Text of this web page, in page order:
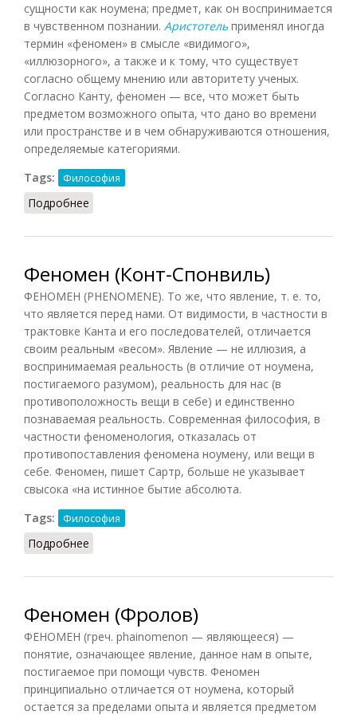
сущности как ноумена; предмет, как он воспринимается
в чувственном познании. Аристотельприменял иногда
термин «феномен» в смысле «видимого»,
«иллюзорного», а также и к тому, что существует
согласно общему мнению или авторитету ученых.
Согласно Канту, феномен — все, что может быть
предметом возможного опыта, что дано во времени
или пространстве и в чем обнаруживаются отношения,
определяемые категориями.
Tags:
Философия
Подробнее
Феномен (Конт-Спонвиль)
ФЕНОМЕН (PHENOMENE). То же, что явление, т. е. то,
что является перед нами. От видимости, в частности в
трактовке Канта и его последователей, отличается
своим реальным «весом». Явление — не иллюзия, а
воспринимаемая реальность (в отличие от ноумена,
постигаемого разумом), реальность для нас (в
противоположность вещи в себе) и единственно
познаваемая реальность. Современная философия, в
частности феноменология, отказалась от
противопоставления феномена ноумену, или вещи в
себе. Феномен, пишет Сартр, больше не указывает
свысока «на истинное бытие абсолюта.
Tags:
Философия
Подробнее
Феномен (Фролов)
ФЕНОМЕН (греч. phainomenon — являющееся) —
понятие, означающее явление, данное нам в опыте,
постигаемое при помощи чувств. Феномен
принципиально отличается от ноумена, который
остается за пределами опыта и является предметом